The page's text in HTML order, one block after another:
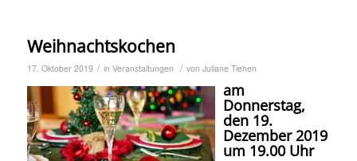
Weihnachtskochen
17. Oktober 2019 / in Veranstaltungen / von Juliane Tiehen
am
Donnerstag,
den 19.
Dezember 2019
um 19.00 Uhr